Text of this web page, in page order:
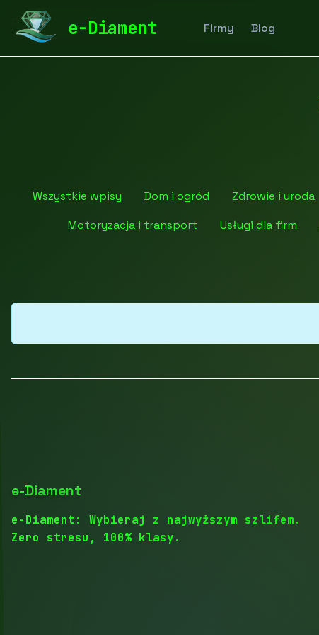
e-Diament Firmy Blog
diamentspa.pl Budownictwo i nieruchomości
Wszystkie wpisy Dom i ogród Zdrowie i uroda
Motoryzacja i transport
Usługi dla firm
e-Diament
e-Diament: Wybieraj z najwyższym szlifem.
Zero stresu, 100% klasy.